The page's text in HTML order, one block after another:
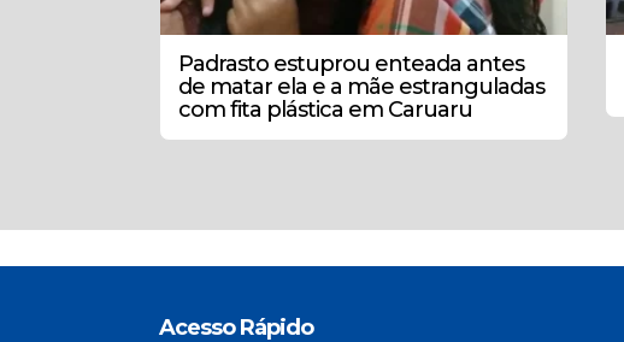
Padrasto estuprou enteada antes
de matar ela e a mãe estranguladas
com fita plástica em Caruaru
Acesso Rápido